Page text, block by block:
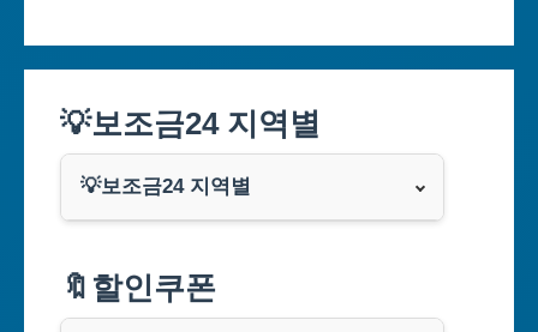
💡보조금24 지역별
💡보조금24 지역별
부산광역시
🔖할인쿠폰